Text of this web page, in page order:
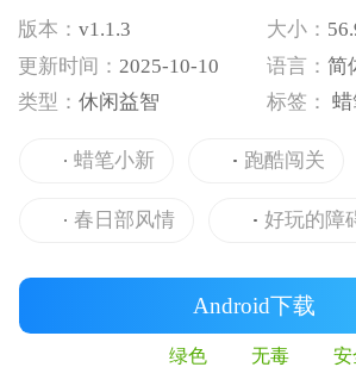
版本： v1.1.3 大小：
更新时间： 2025-10-10 语言： 简
类型： 休闲益智 标签：
蜡笔小新 跑酷闯关
春日部风情 好玩的障
Android下载
绿色 无毒 安